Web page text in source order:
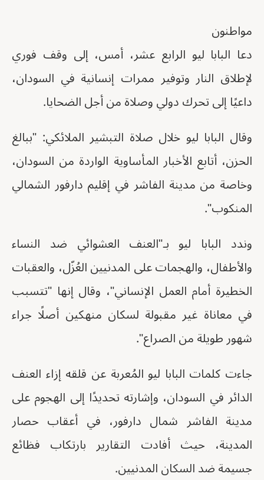
مواطنون
دعا البابا ليو الرابع عشر، أمس، إلى وقف فوري
لإطلاق النار وتوفير ممرات إنسانية في السودان،
داعيًا إلى تحرك دولي وصلاة من أجل الضحايا.
وقال البابا ليو خلال صلاة التبشير الملائكي: "ببالغ
الحزن، أتابع الأخبار المأساوية الواردة من السودان،
وخاصة من مدينة الفاشر في إقليم دارفور الشمالي
المنكوب".
وندد البابا ليو بـ"العنف العشوائي ضد النساء
والأطفال، والهجمات على المدنيين العُزّل، والعقبات
الخطيرة أمام العمل الإنساني"، وقال إنها "تتسبب
في معاناة غير مقبولة لسكان منهكين أصلًا جراء
شهور طويلة من الصراع".
جاءت كلمات البابا ليو المُعربة عن قلقه إزاء العنف
الدائر في السودان، وإشارته تحديدًا إلى الهجوم على
مدينة الفاشر شمال دارفور، في أعقاب حصار
المدينة، حيث أفادت التقارير بارتكاب فظائع
جسيمة ضد السكان المدنيين.